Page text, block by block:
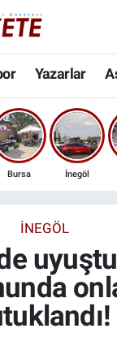
Yazarlar
Bursa İnegöl
İNEGÖL